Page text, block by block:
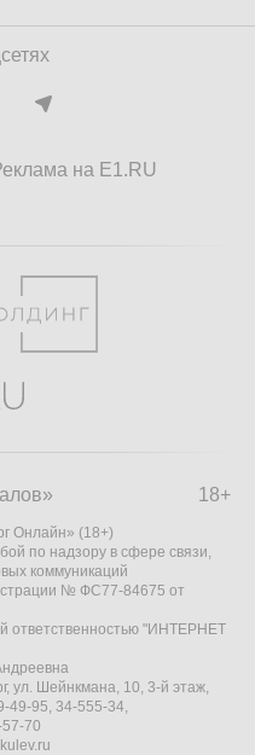
на E1.RU
18+
Онлайн» (18+)
по надзору в сфере связи,
коммуникаций
№ ФС77-84675 от
ответственностью "ИНТЕРНЕТ
ул. Шейнкмана, 10, 3-й этаж,
49-95, 34-555-34,
70